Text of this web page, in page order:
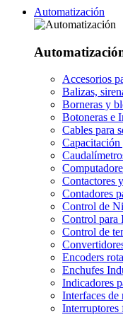
Automatización
Accesorios
Balizas,
Borneras y
Botoneras e
Cables para
Contactores
Contadores
Control de
Control para
Control de
Encoders
Enchufes
Indicadores
Interfaces de
Interruptores